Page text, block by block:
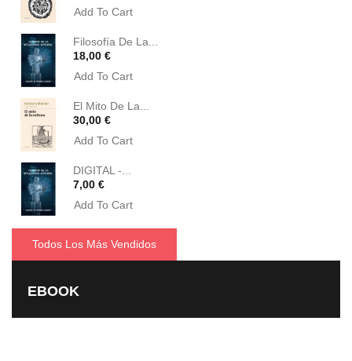
Add To Cart
Filosofía De La...
Precio
18,00 €
Add To Cart
El Mito De La...
Precio
30,00 €
Add To Cart
DIGITAL -...
Precio
7,00 €
Add To Cart
Todos Los Más Vendidos
EBOOK